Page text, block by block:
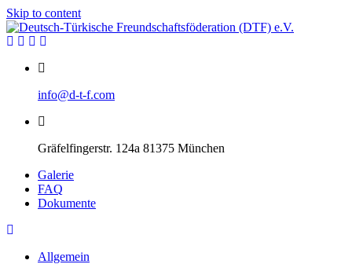
Skip to content
info@d-t-f.com
Gräfelfingerstr. 124a 81375 München
Galerie
FAQ
Dokumente
Allgemein